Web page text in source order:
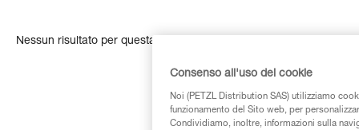
Nessun risultato per questa ricerca
Consenso all'uso dei cookie
Noi (PETZL Distribution SAS) utilizziamo
funzionamento del Sito web, per
Condividiamo, inoltre, informazioni sulla